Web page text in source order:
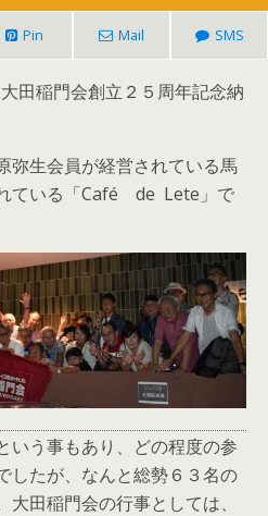
Pin Mail SMS
田稲門会創立２５周年記念納
弥生会員が経営されている馬
ている「Café de Lete」で
いう事もあり、どの程度の参
したが、なんと総勢６３名の
田稲門会の行事としては、